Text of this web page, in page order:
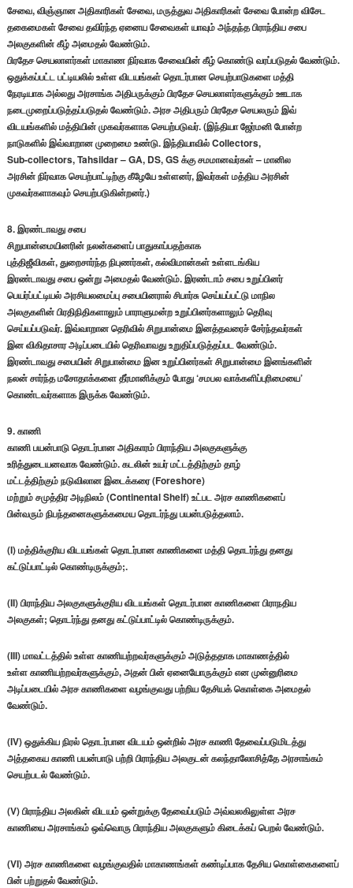
சேவை, விஞ்ஞான அதிகாரிகள் சேவை, மருத்துவ அதிகாரிகள் சேவை போன்ற விசேட
தகைமைகள் சேவை தவிர்ந்த ஏனைய சேவைகள் யாவும் அந்தந்த பிராந்திய சபை
அலகுகளின் கீழ் அமைதல் வேண்டும்.
பிரதேச செயலாளர்கள் மாகாண நிர்வாக சேவையின் கீழ் கொண்டு வரப்படுதல் வேண்டும்.
ஒதுக்கப்பட்ட பட்டியலில் உள்ள விடயங்கள் தொடர்பான செயற்பாடுகளை மத்தி
நேரடியாக அல்லது அரசாங்க அதிபருக்கும் பிரதேச செயலாளர்களுக்கும் ஊடாக
நடைமுறைப்படுத்தப்படுதல் வேண்டும். அரச அதிபரும் பிரதேச செயலரும் இவ்
விடயங்களில் மத்தியின் முகவர்களாக செயற்படுவர். (இந்தியா ஜேர்மனி போன்ற
நாடுகளில் இவ்வாறான முறைமை உண்டு. இந்தியாவில் Collectors,
Sub-collectors, Tahsildar – GA, DS, GS க்கு சமமானவர்கள் – மானில
அரசின் நிர்வாக செயற்பாட்டிற்கு கீழேயே உள்ளனர், இவர்கள் மத்திய அரசின்
முகவர்களாகவும் செயற்படுகின்றனர்.)
8. இரண்டாவது சபை
சிறுபான்மையினரின் நலன்களைப் பாதுகாப்பதற்காக
புத்திஜீவிகள், துறைசார்ந்த நிபுணர்கள், கல்விமான்கள் உள்ளடங்கிய
இரண்டாவது சபை ஒன்று அமைதல் வேண்டும். இரண்டாம் சபை உறுப்பினர்
பெயர்ப்பட்டியல் அரசியலமைப்பு சபையினரால் சிபார்சு செய்யப்பட்டு மாநில
அலகுகளின் பிரதிநிதிகளாலும் பாராளுமன்ற உறுப்பினர்களாலும் தெரிவு
செய்யப்படுவர். இவ்வாறான தெரிவில் சிறுபான்மை இனத்தவரைச் சேர்ந்தவர்கள்
இன விகிதாசார அடிப்படையில் தெரிவாவது உறுதிப்படுத்தப்பட வேண்டும்.
இரண்டாவது சபையின் சிறுபான்மை இன உறுப்பினர்கள் சிறுபான்மை இனங்களின்
நலன் சார்ந்த மசோதாக்களை தீர்மானிக்கும் போது ‘சமபல வாக்களிப்புரிமையை’
கொண்டவர்களாக இருக்க வேண்டும்.
9. காணி
காணி பயன்பாடு தொடர்பான அதிகாரம் பிராந்திய அலகுகளுக்கு
உரித்துடையனவாக வேண்டும். கடலின் உயர் மட்டத்திற்கும் தாழ்
மட்டத்திற்கும் நடுவிலான இடைக்கரை (Foreshore)
மற்றும் சமுத்திர அடிநிலம் (Continental Shelf) உட்பட அரச காணிகளைப்
பின்வரும் நிபந்தனைகளுக்கமைய தொடர்ந்து பயன்படுத்தலாம்.
(I) மத்திக்குரிய விடயங்கள் தொடர்பான காணிகளை மத்தி தொடர்ந்து தனது
கட்டுப்பாட்டில் கொண்டிருக்கும்;.
(II) பிராந்திய அலகுகளுக்குரிய விடயங்கள் தொடர்பான காணிகளை பிராநதிய
அலகுகள்; தொடர்ந்து தனது கட்டுப்பாட்டில் கொண்டிருக்கும்.
(III) மாவட்டத்தில் உள்ள காணியற்றவர்களுக்கும் அடுத்ததாக மாகாணத்தில்
உள்ள காணியற்றவர்களுக்கும், அதன் பின் ஏனையோருக்கும் என முன்னுரிமை
அடிப்படையில் அரச காணிகளை வழங்குவது பற்றிய தேசியக் கொள்கை அமைதல்
வேண்டும்.
(IV) ஒதுக்கிய நிரல் தொடர்பான விடயம் ஒன்றில் அரச காணி தேவைப்படுமிடத்து
அத்தகைய காணி பயன்பாடு பற்றி பிராந்திய அலகுடன் கலந்தாலோசித்தே அரசாங்கம்
செயற்படல் வேண்டும்.
(V) பிராந்திய அலகின் விடயம் ஒன்றுக்கு தேவைப்படும் அவ்வலகிலுள்ள அரச
காணியை அரசாங்கம் ஒவ்வொரு பிராந்திய அலகுகளும் கிடைக்கப் பெறல் வேண்டும்.
(VI) அரச காணிகளை வழங்குவதில் மாகாணங்கள் கண்டிப்பாக தேசிய கொள்கைகளைப்
பின் பற்றுதல் வேண்டும்.